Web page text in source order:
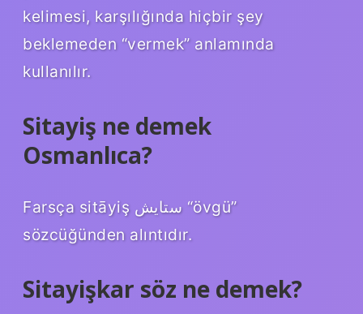
kelimesi, karşılığında hiçbir şey
beklemeden “vermek” anlamında
kullanılır.
Sitayiş ne demek
Osmanlıca?
Farsça sitāyiş ستایش “övgü”
sözcüğünden alıntıdır.
Sitayişkar söz ne demek?